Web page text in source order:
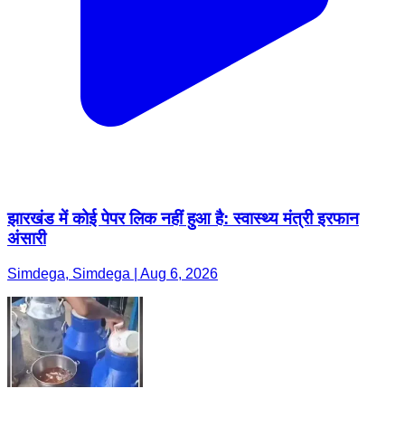
झारखंड में कोई पेपर लिक नहीं हुआ है: स्वास्थ्य मंत्री इरफान
अंसारी
Simdega, Simdega | Aug 6, 2026